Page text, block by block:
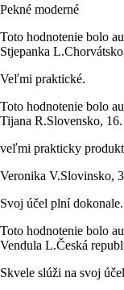
Pekné moderné
Toto hodnotenie bolo
Stjepanka L.Chorvátsko
Veľmi praktické.
Toto hodnotenie bolo
Tijana R.Slovensko,
veľmi prakticky
Veronika V.Slovinsko,
Svoj účel plní dokonale.
Toto hodnotenie bolo
Vendula L.Česká
Skvele slúži na svoj